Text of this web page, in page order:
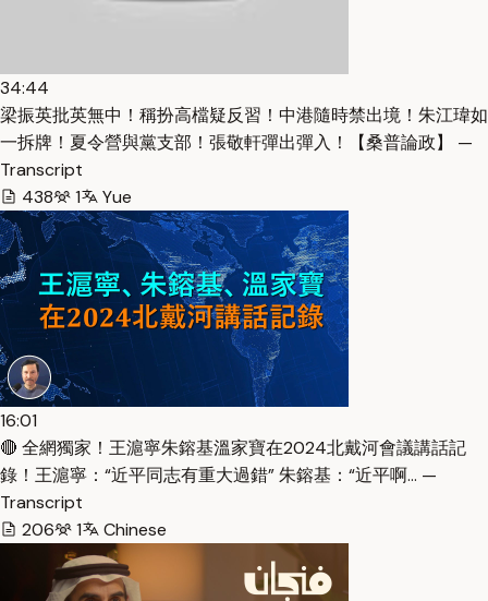
34:44
梁振英批英無中！稱扮高檔疑反習！中港隨時禁出境！朱江瑋如
一拆牌！夏令營與黨支部！張敬軒彈出彈入！【桑普論政】 —
Transcript
438
1 Yue
16:01
🔴 全網獨家！王滬寧朱鎔基溫家寶在2024北戴河會議講話記
錄！王滬寧：“近平同志有重大過錯” 朱鎔基：“近平啊… —
Transcript
206
1 Chinese